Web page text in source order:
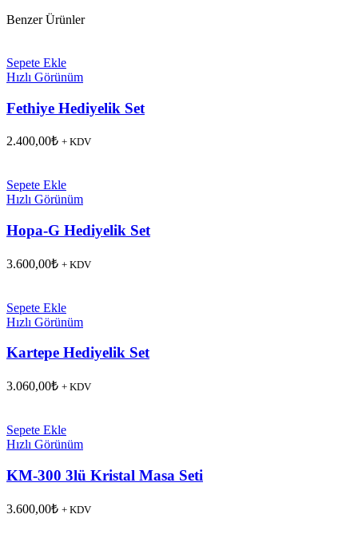
Benzer Ürünler
Sepete Ekle
Hızlı Görünüm
Fethiye Hediyelik Set
2.400,00₺ + KDV
Sepete Ekle
Hızlı Görünüm
Hopa-G Hediyelik Set
3.600,00₺ + KDV
Sepete Ekle
Hızlı Görünüm
Kartepe Hediyelik Set
3.060,00₺ + KDV
Sepete Ekle
Hızlı Görünüm
KM-300 3lü Kristal Masa Seti
3.600,00₺ + KDV